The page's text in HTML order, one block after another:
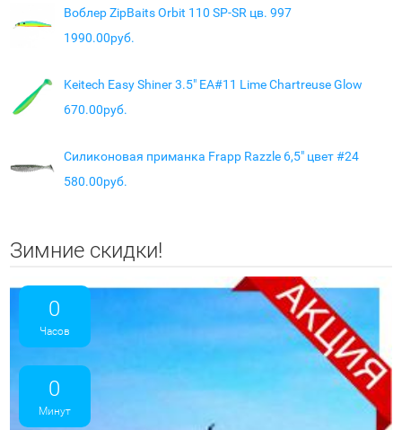
Воблер ZipBaits Orbit 110 SP-SR цв. 997
1990.00руб.
Keitech Easy Shiner 3.5" EA#11 Lime Chartreuse Glow
670.00руб.
Силиконовая приманка Frapp Razzle 6,5" цвет #24
580.00руб.
Зимние скидки!
0
Часов
0
Минут